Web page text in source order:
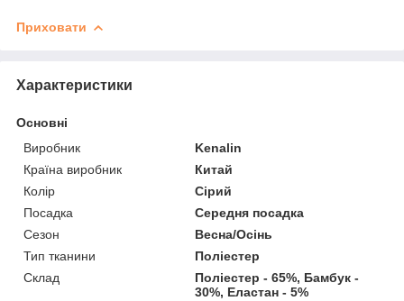
Приховати
Характеристики
Основні
Виробник
Kenalin
Країна виробник
Китай
Колір
Сірий
Посадка
Середня посадка
Сезон
Весна/Осінь
Тип тканини
Поліестер
Склад
Поліестер - 65%, Бамбук -
30%, Еластан - 5%